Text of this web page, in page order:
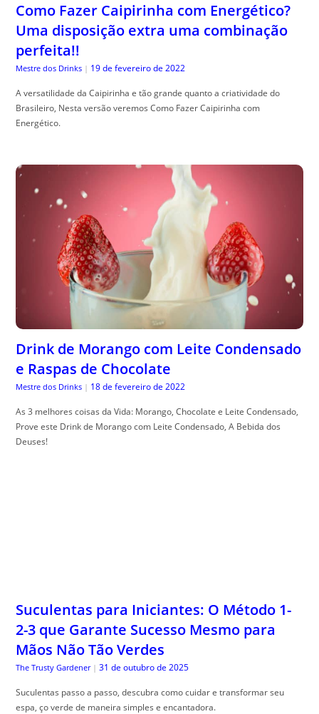
Como Fazer Caipirinha com Energético?
Uma disposição extra uma combinação
perfeita!!
Mestre dos Drinks | 19 de fevereiro de 2022
A versatilidade da Caipirinha e tão grande quanto a criatividade do
Brasileiro, Nesta versão veremos Como Fazer Caipirinha com
Energético.
Drink de Morango com Leite Condensado
e Raspas de Chocolate
Mestre dos Drinks | 18 de fevereiro de 2022
As 3 melhores coisas da Vida: Morango, Chocolate e Leite Condensado,
Prove este Drink de Morango com Leite Condensado, A Bebida dos
Deuses!
Suculentas para Iniciantes: O Método 1-
2-3 que Garante Sucesso Mesmo para
Mãos Não Tão Verdes
The Trusty Gardener | 31 de outubro de 2025
Suculentas passo a passo, descubra como cuidar e transformar seu
espa, ço verde de maneira simples e encantadora.